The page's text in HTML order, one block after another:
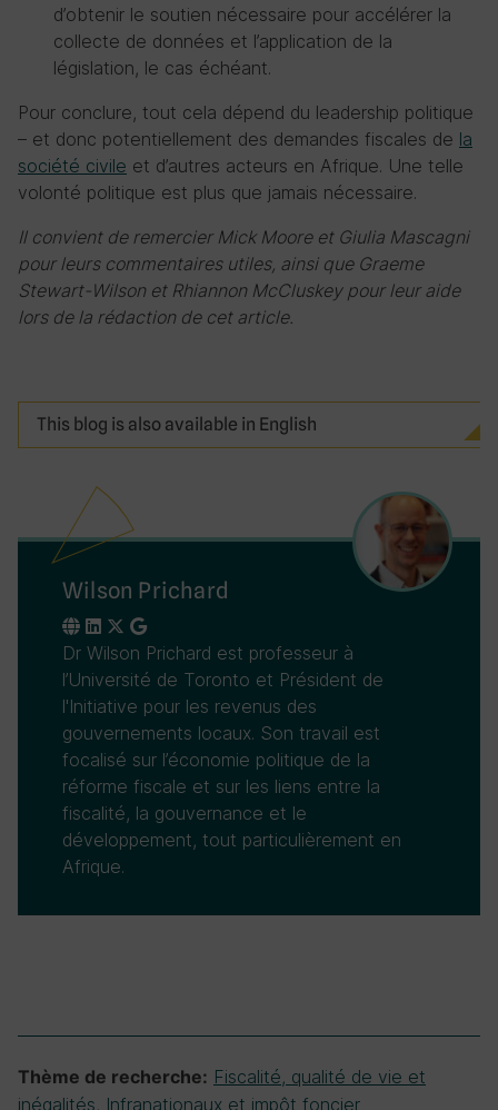
d’obtenir le soutien nécessaire pour accélérer la
collecte de données et l’application de la
législation, le cas échéant.
Pour conclure, tout cela dépend du leadership politique
– et donc potentiellement des demandes fiscales de la
société civile et d’autres acteurs en Afrique. Une telle
volonté politique est plus que jamais nécessaire.
Il convient de remercier Mick Moore et Giulia Mascagni
pour leurs commentaires utiles, ainsi que Graeme
Stewart-Wilson et Rhiannon McCluskey pour leur aide
lors de la rédaction de cet article.
This blog is also available in English
Wilson Prichard
Dr Wilson Prichard est professeur à
l’Université de Toronto et Président de
l'Initiative pour les revenus des
gouvernements locaux. Son travail est
focalisé sur l’économie politique de la
réforme fiscale et sur les liens entre la
fiscalité, la gouvernance et le
développement, tout particulièrement en
Afrique.
Thème de recherche: Fiscalité, qualité de vie et
inégalités, Infranationaux et impôt foncier